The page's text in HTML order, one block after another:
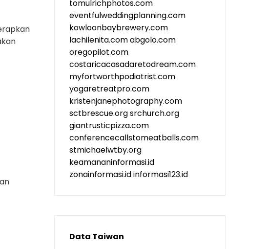
tomulrichphotos.com
eventfulweddingplanning.com
kowloonbaybrewery.com
lachilenita.comabgolo.com
oregopilot.com
costaricacasadaretodream.com
myfortworthpodiatrist.com
yogaretreatpro.com
kristenjanephotography.com
sctbrescue.orgsrchurch.org
giantrusticpizza.com
conferencecallstomeatballs.com
stmichaelwtby.org
keamananinformasi.id
zonainformasi.idinformasi123.id
Data Taiwan